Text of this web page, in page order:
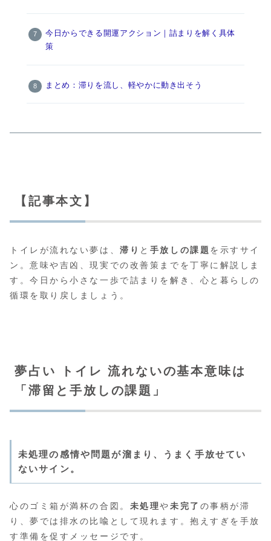
今日からできる開運アクション｜詰まりを解く具体
策
まとめ：滞りを流し、軽やかに動き出そう
【記事本文】
トイレが流れない夢は、滞り と 手放しの課題 を示すサイ
ン。意味や吉凶、現実での改善策までを丁寧に解説しま
す。今日から小さな一歩で詰まりを解き、心と暮らしの
循環を取り戻しましょう。
夢占い トイレ 流れないの基本意味は
「滞留と手放しの課題」
未処理の感情や問題が溜まり、うまく手放せてい
ないサイン。
心のゴミ箱が満杯の合図。 未処理や未完了 の事柄が滞
り、夢では排水の比喩として現れます。抱えすぎを手放
す準備を促すメッセージです。